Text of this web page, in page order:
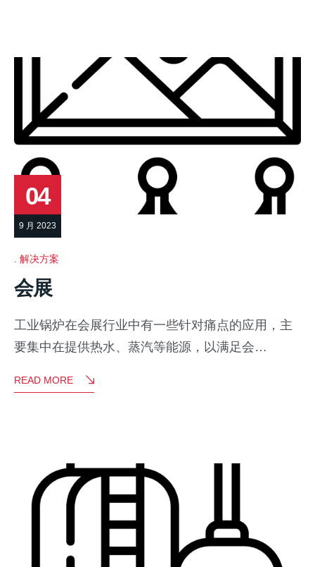
04
9 月 2023
解决方案
会展
工业锅炉在会展行业中有一些针对痛点的应用，主
要集中在提供热水、蒸汽等能源，以满足会…
READ MORE